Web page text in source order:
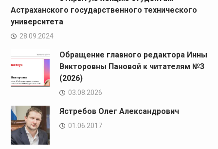
Астраханского государственного технического
университета
28.09.2024
Обращение главного редактора Инны
Викторовны Пановой к читателям №3
(2026)
03.08.2026
Ястребов Олег Александрович
01.06.2017